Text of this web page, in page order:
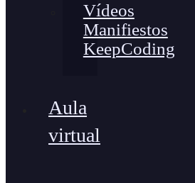
Vídeos
Manifiestos
KeepCoding
Aula
virtual